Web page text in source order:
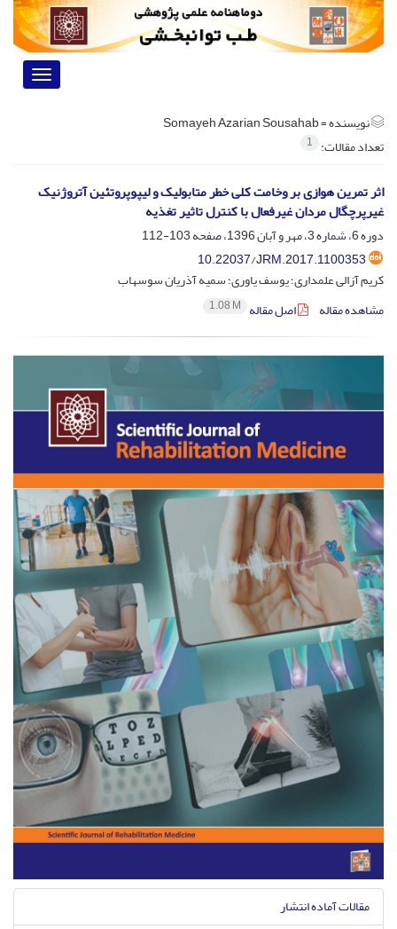
Toggle
نویسنده =Somayeh Azarian Sousahab
تعداد مقالات: 1
اثر تمرین هوازی بر وخامت کلی خطر متابولیک و لیپوپروتئین آتروژنیک
غیرپرچگال مردان غیرفعال با کنترل تاثیر تغذیه
دوره 6، شماره 3، مهر و آبان 1396، صفحه
103-112
10.22037/JRM.2017.1100353
کریم آزالی علمداری؛ یوسف یاوری؛ سمیه آذریان سوسهاب
مشاهده مقاله
اصل مقاله 1.08 M
مقالات آماده انتشار